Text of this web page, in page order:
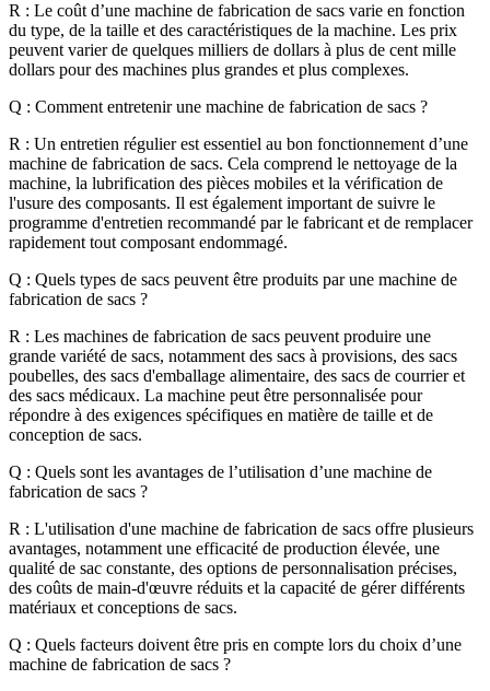
R : Le coût d’une machine de fabrication de sacs varie en fonction
du type, de la taille et des caractéristiques de la machine. Les prix
peuvent varier de quelques milliers de dollars à plus de cent mille
dollars pour des machines plus grandes et plus complexes.
Q : Comment entretenir une machine de fabrication de sacs ?
R : Un entretien régulier est essentiel au bon fonctionnement d’une
machine de fabrication de sacs. Cela comprend le nettoyage de la
machine, la lubrification des pièces mobiles et la vérification de
l'usure des composants. Il est également important de suivre le
programme d'entretien recommandé par le fabricant et de remplacer
rapidement tout composant endommagé.
Q : Quels types de sacs peuvent être produits par une machine de
fabrication de sacs ?
R : Les machines de fabrication de sacs peuvent produire une
grande variété de sacs, notamment des sacs à provisions, des sacs
poubelles, des sacs d'emballage alimentaire, des sacs de courrier et
des sacs médicaux. La machine peut être personnalisée pour
répondre à des exigences spécifiques en matière de taille et de
conception de sacs.
Q : Quels sont les avantages de l’utilisation d’une machine de
fabrication de sacs ?
R : L'utilisation d'une machine de fabrication de sacs offre plusieurs
avantages, notamment une efficacité de production élevée, une
qualité de sac constante, des options de personnalisation précises,
des coûts de main-d'œuvre réduits et la capacité de gérer différents
matériaux et conceptions de sacs.
Q : Quels facteurs doivent être pris en compte lors du choix d’une
machine de fabrication de sacs ?